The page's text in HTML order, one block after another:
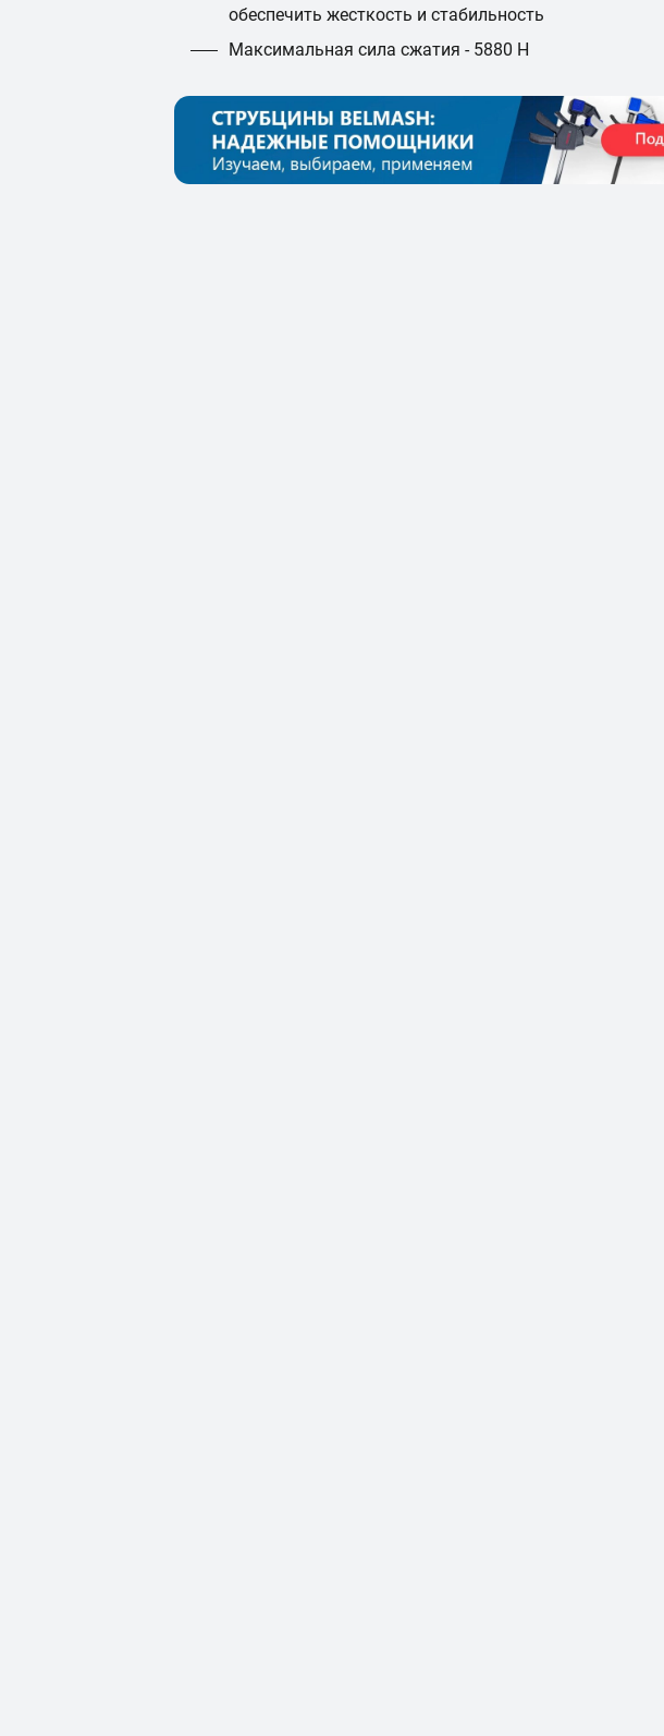
обеспечить жесткость и стабильность
Максимальная сила сжатия - 5880 Н